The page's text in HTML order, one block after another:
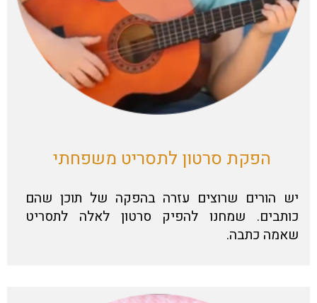
הפקת סרטון לתסריט משפחתי
יש הורים שרוצים עזרה בהפקה של תוכן שהם
כותבים. שמחנו להפיק סרטון לאלה לתסריט
שאמה כתבה.